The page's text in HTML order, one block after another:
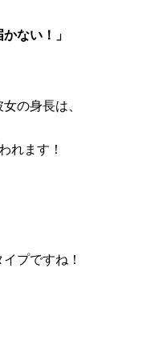
ない！」
の身長は、
れます！
プですね！